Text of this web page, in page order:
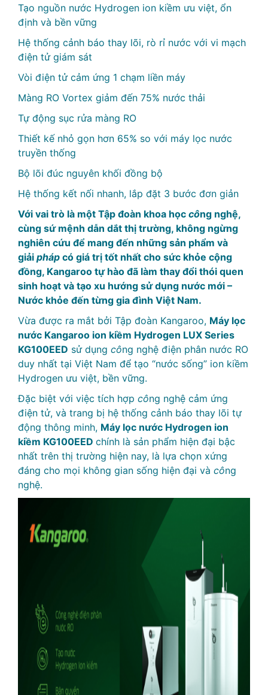
Tạo nguồn nước Hydrogen ion kiềm ưu việt, ổn
định và bền vững
Hệ thống cảnh báo thay lõi, rò rỉ nước với vi mạch
điện tử giám sát
Vòi điện tử cảm ứng 1 chạm liền máy
Màng RO Vortex giảm đến 75% nước thải
Tự động sục rửa màng RO
Thiết kế nhỏ gọn hơn 65% so với máy lọc nước
truyền thống
Bộ lõi đúc nguyên khối đồng bộ
Hệ thống kết nối nhanh, lắp đặt 3 bước đơn giản
Với vai trò là một Tập đoàn khoa học công nghệ,
cùng sứ mệnh dẫn dắt thị trường, không ngừng
nghiên cứu để mang đến những sản phẩm và
giải pháp có giá trị tốt nhất cho sức khỏe cộng
đồng, Kangaroo tự hào đã làm thay đổi thói quen
sinh hoạt và tạo xu hướng sử dụng nước mới –
Nước khỏe đến từng gia đình Việt Nam.
Vừa được ra mắt bởi Tập đoàn Kangaroo, Máy lọc
nước Kangaroo ion kiềm Hydrogen LUX Series
KG100EED sử dụng công nghệ điện phân nước RO
duy nhất tại Việt Nam để tạo “nước sống” ion kiềm
Hydrogen ưu việt, bền vững.
Đặc biệt với việc tích hợp công nghệ cảm ứng
điện tử, và trang bị hệ thống cảnh báo thay lõi tự
động thông minh, Máy lọc nước Hydrogen ion
kiềm KG100EED chính là sản phẩm hiện đại bậc
nhất trên thị trường hiện nay, là lựa chọn xứng
đáng cho mọi không gian sống hiện đại và công
nghệ.